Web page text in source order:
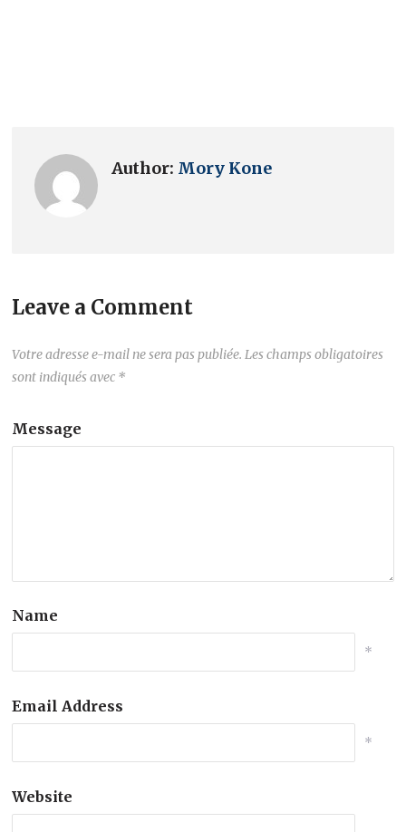
Author: Mory Kone
Leave a Comment
Votre adresse e-mail ne sera pas publiée. Les champs obligatoires
sont indiqués avec *
Message
Name
*
Email Address
*
Website